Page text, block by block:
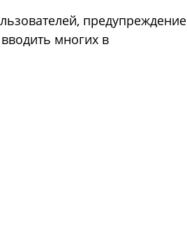
предупреждение
многих в